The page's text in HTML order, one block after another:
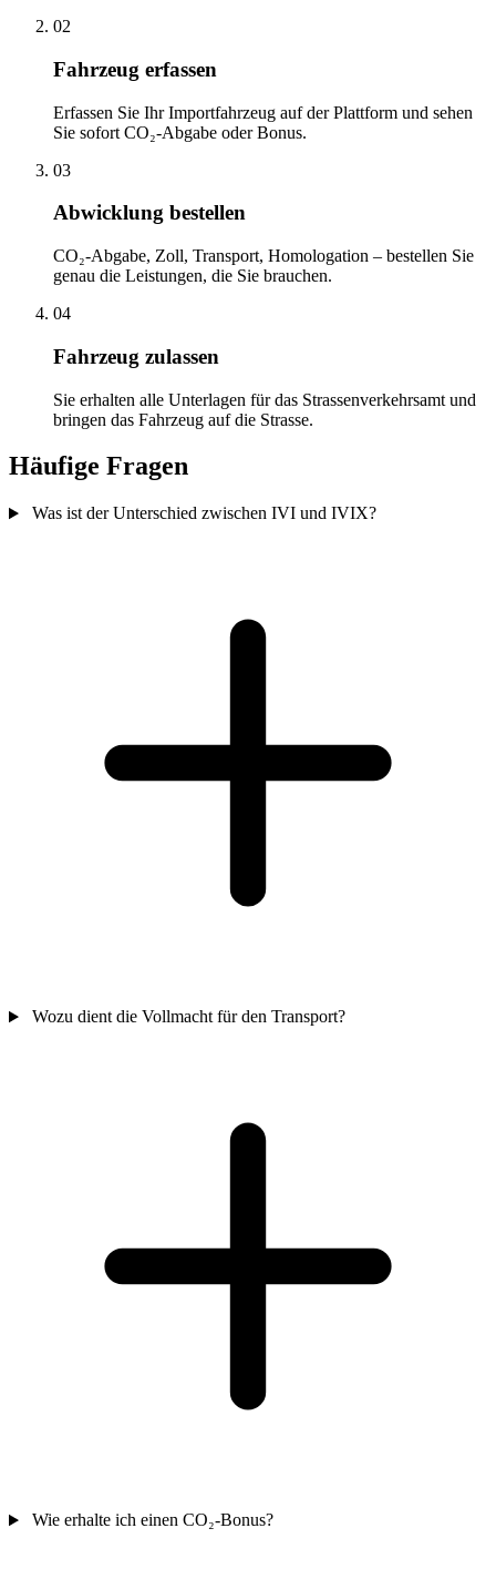
02
Fahrzeug erfassen
Erfassen Sie Ihr Importfahrzeug auf der Plattform und sehen
Sie sofort CO₂-Abgabe oder Bonus.
03
Abwicklung bestellen
CO₂-Abgabe, Zoll, Transport, Homologation – bestellen Sie
genau die Leistungen, die Sie brauchen.
04
Fahrzeug zulassen
Sie erhalten alle Unterlagen für das Strassenverkehrsamt und
bringen das Fahrzeug auf die Strasse.
Häufige Fragen
Was ist der Unterschied zwischen IVI und IVIX?
Wozu dient die Vollmacht für den Transport?
Wie erhalte ich einen CO₂-Bonus?